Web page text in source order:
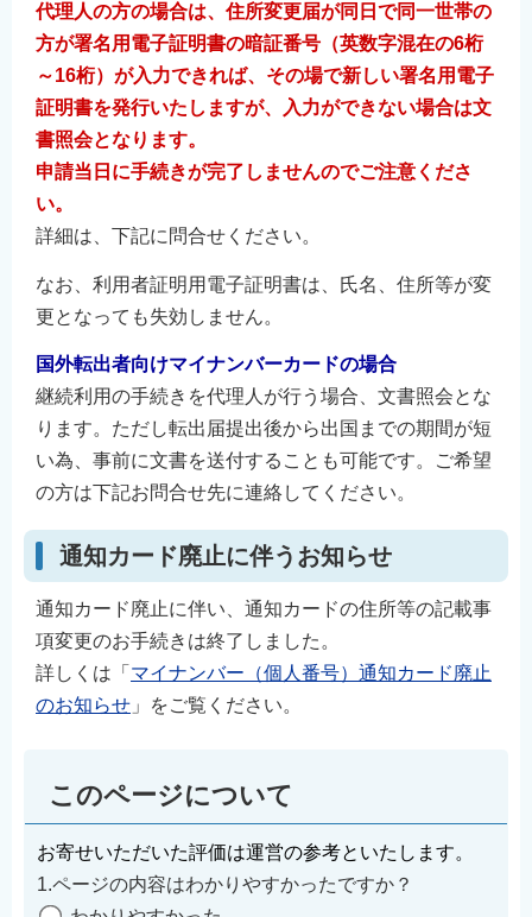
代理人の方の場合は、住所変更届が同日で同一世帯の
方が署名用電子証明書の暗証番号（英数字混在の6桁
～16桁）が入力できれば、その場で新しい署名用電子
証明書を発行いたしますが、入力ができない場合は文
書照会となります。
申請当日に手続きが完了しませんのでご注意くださ
い。
詳細は、下記に問合せください。
なお、利用者証明用電子証明書は、氏名、住所等が変
更となっても失効しません。
国外転出者向けマイナンバーカードの場合
継続利用の手続きを代理人が行う場合、文書照会とな
ります。ただし転出届提出後から出国までの期間が短
い為、事前に文書を送付することも可能です。ご希望
の方は下記お問合せ先に連絡してください。
通知カード廃止に伴うお知らせ
通知カード廃止に伴い、通知カードの住所等の記載事
項変更のお手続きは終了しました。
詳しくは「 マイナンバー（個人番号）通知カード廃止
のお知らせ 」をご覧ください。
このページについて
お寄せいただいた評価は運営の参考といたします。
1.ページの内容はわかりやすかったですか？